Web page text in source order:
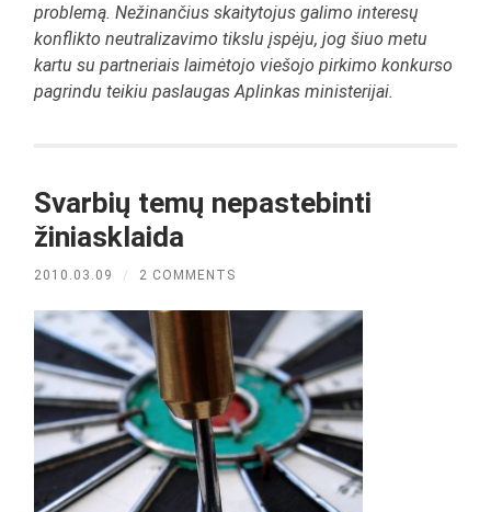
problemą. Nežinančius skaitytojus galimo interesų
konflikto neutralizavimo tikslu įspėju, jog šiuo metu
kartu su partneriais laimėtojo viešojo pirkimo konkurso
pagrindu teikiu paslaugas Aplinkas ministerijai.
Svarbių temų nepastebinti
žiniasklaida
2010.03.09 / 2 COMMENTS